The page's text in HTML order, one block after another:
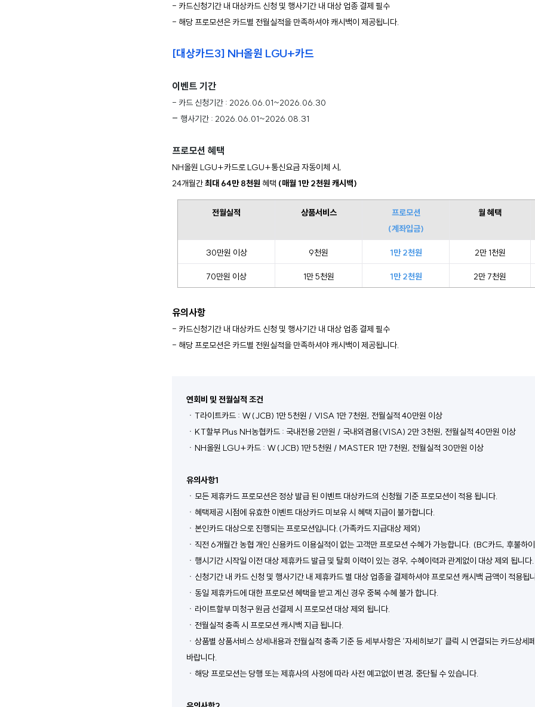
- 카드신청기간 내 대상카드 신청 및 행사기간 내 대상 업종 결제 필수
- 해당 프로모션은 카드별 전월실적을 만족하셔야 캐시백이 제공됩니다.
[대상카드3] NH올원 LGU+카드
이벤트 기간
- 카드 신청기간 : 2026.06.01~2026.06.30
- 행사기간 : 2026.06.01~2026.08.31
프로모션 혜택
NH올원 LGU+카드로 LGU+통신요금 자동이체 시,
24개월간 최대 64만 8천원 혜택 (매월 1만 2천원 캐시백)
전월실적 상품서비스
프로모션
(계좌입금)
월 혜택
30만원 이상 9천원 1만 2천원 2만 1천원
70만원 이상 1만 5천원 1만 2천원 2만 7천원
유의사항
- 카드신청기간 내 대상카드 신청 및 행사기간 내 대상 업종 결제 필수
- 해당 프로모션은 카드별 전원실적을 만족하셔야 캐시백이 제공됩니다.
연회비 및 전월실적 조건
ㆍT라이트카드 : W(JCB) 1만 5천원 / VISA 1만 7천원, 전월실적 40만원 이상
ㆍKT할부 Plus NH농협카드 : 국내전용 2만원 / 국내외겸용(VISA) 2만 3천원, 전월실적 40만원 이상
ㆍNH올원 LGU+카드 : W(JCB) 1만 5천원 / MASTER 1만 7천원, 전월실적 30만원 이상
유의사항1
ㆍ모든 제휴카드 프로모션은 정상 발급 된 이벤트 대상카드의 신청월 기준 프로모션이 적용 됩니다.
ㆍ혜택제공 시점에 유효한 이벤트 대상카드 미보유 시 혜택 지급이 불가합니다.
ㆍ본인카드 대상으로 진행되는 프로모션입니다.(가족카드 지급대상 제외)
ㆍ직전 6개월간 농협 개인 신용카드 이용실적이 없는 고객만 프로모션 수혜가 가능합니다. (BC카드, 후불하
ㆍ행시기간 시작일 이전 대상 제휴카드 발급 및 탈회 이력이 있는 경우, 수혜이력과 관계없이 대상 제외 됩니다.
ㆍ신청기간 내 카드 신청 및 행사기간 내 제휴카드 별 대상 업종을 결제하셔야 프로모션 캐시백 금액이 적용됩
ㆍ동일 제휴카드에 대한 프로모션 혜택을 받고 계신 경우 중복 수혜 불가 합니다.
ㆍ라이트할부 미청구 원금 선결제 시 프로모션 대상 제외 됩니다.
ㆍ전월실적 충족 시 프로모션 캐시백 지급 됩니다.
ㆍ상품별 상품서비스 상세내용과 전월실적 충족 기준 등 세부사항은 ‘자세히보기’ 클릭 시 연결되는 카드상세
바랍니다.
ㆍ해당 프로모션는 당행 또는 제휴사의 사정에 따라 사전 예고없이 변경, 중단될 수 있습니다.